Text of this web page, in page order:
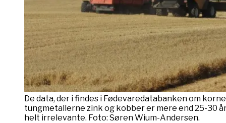
De data, der i findes i Fødevaredatabanken om
tungmetallerne zink og kobber er mere end 25-30
helt irrelevante. Foto: Søren Wium-Andersen.